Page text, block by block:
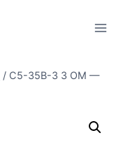
/ С5-35В-3 3 ОМ —